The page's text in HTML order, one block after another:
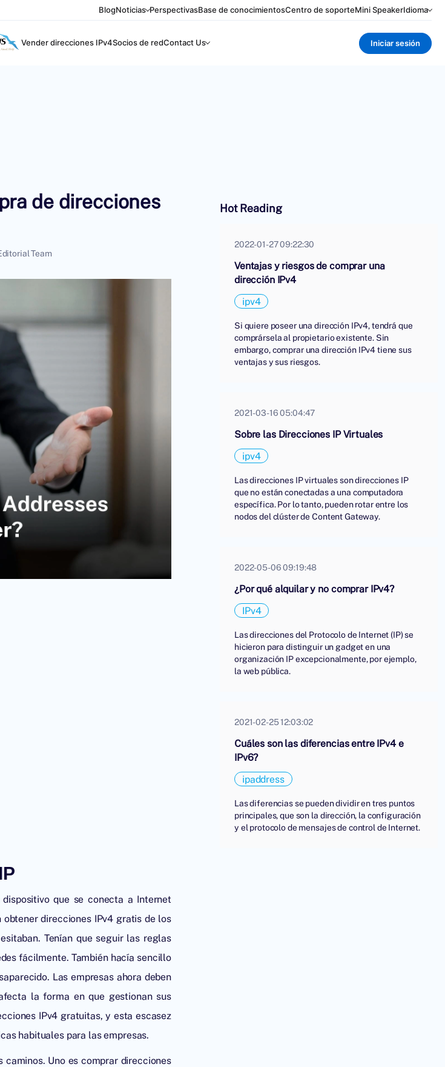
BlogNoticias PerspectivasBase de conocimientosCentro de soporteMini SpeakerIdioma
Vender direcciones IPv4Socios de redContact Us Iniciar sesión
de direcciones
Team
que se conecta a Internet
direcciones IPv4 gratis de los
Tenían que seguir las reglas
fácilmente. También hacía sencillo
Las empresas ahora deben
la forma en que gestionan sus
IPv4 gratuitas, y esta escasez
habituales para las empresas.
caminos. Uno es comprar direcciones
Hot Reading
2022-01-27 09:22:30
Ventajas y riesgos de comprar una
dirección IPv4
ipv4
Si quiere poseer una dirección IPv4, tendrá que
comprársela al propietario existente. Sin
embargo, comprar una dirección IPv4 tiene sus
ventajas y sus riesgos.
2021-03-16 05:04:47
Sobre las Direcciones IP Virtuales
ipv4
Las direcciones IP virtuales son direcciones IP
que no están conectadas a una computadora
específica. Por lo tanto, pueden rotar entre los
nodos del clúster de Content Gateway.
2022-05-06 09:19:48
¿Por qué alquilar y no comprar IPv4?
IPv4
Las direcciones del Protocolo de Internet (IP) se
hicieron para distinguir un gadget en una
organización IP excepcionalmente, por ejemplo,
la web pública.
2021-02-25 12:03:02
Cuáles son las diferencias entre IPv4 e
IPv6?
ipaddress
Las diferencias se pueden dividir en tres puntos
principales, que son la dirección, la configuración
y el protocolo de mensajes de control de Internet.